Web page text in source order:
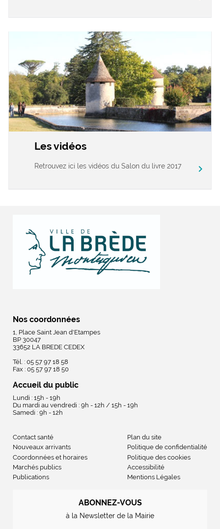
Les vidéos
Retrouvez ici les vidéos du Salon du livre 2017 chevron_right
Nos coordonnées
1, Place Saint Jean d'Etampes
BP 30047
33652 LA BREDE CEDEX
Tél. : 05 57 97 18 58
Fax : 05 57 97 18 50
Accueil du public
Lundi : 15h - 19h
Du mardi au vendredi : 9h - 12h / 15h - 19h
Samedi : 9h - 12h
Contact santé
Nouveaux arrivants
Coordonnées et horaires
Marchés publics
Publications
Plan du site
Politique de confidentialité
Politique des cookies
Accessibilité
Mentions Légales
ABONNEZ-VOUS
à la Newsletter de la Mairie